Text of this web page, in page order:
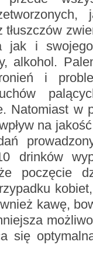
jak i
alkohol.
i
Natomiast w
na
drinków
poczęcie
kawę,
się